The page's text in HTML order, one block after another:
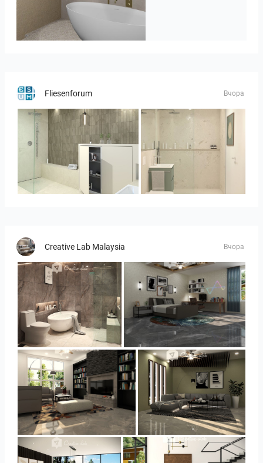
J._Stadtmuller-Koops_Staphorst_badkamer_TEGELS-3
Fliesenforum Вчора
Bild_3 Bild__1
Creative Lab Malaysia Вчора
YUSMAN_BATHROOM YUSMAN_BEDROOM
YUSMAN_LIVING YUSMAN_LIVING